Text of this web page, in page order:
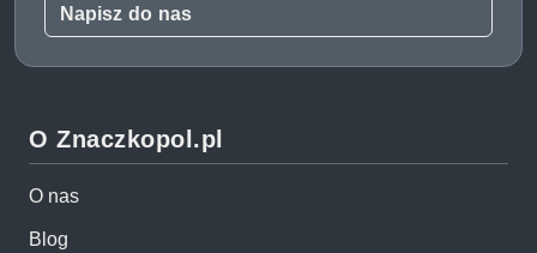
Napisz do nas
O Znaczkopol.pl
O nas
Blog